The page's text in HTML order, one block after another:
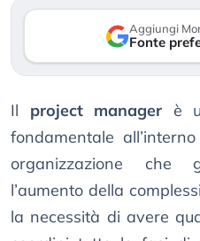
Aggiungi
Fonte
Il project manager è
fondamentale
organizzazione che
l’aumento della
la necessità di avere